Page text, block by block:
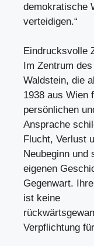
demokratische
verteidigen.“
Eindrucksvolle
Im Zentrum
Waldstein, die
1938 aus Wien
persönlichen
Ansprache
Flucht, Verlust
Neubeginn und
eigenen
Gegenwart.
ist keine
Verpflichtung